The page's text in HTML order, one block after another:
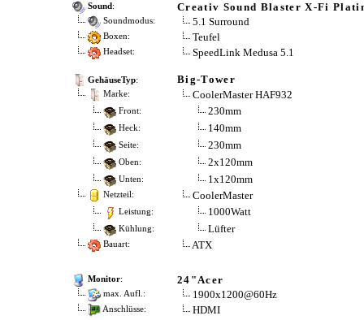
Sound: Creativ Sound Blaster X-Fi
Soundmodus: 5.1 Surround
Boxen: Teufel
Headset: SpeedLink Medusa 5.1
GehäuseTyp: Big-Tower
Marke: CoolerMaster HAF932
Front: 230mm
Heck: 140mm
Seite: 230mm
Oben: 2x120mm
Unten: 1x120mm
Netzteil: CoolerMaster
Leistung: 1000Watt
Kühlung: Lüfter
Bauart: ATX
Monitor: 24"Acer
max. Aufl.: 1900x1200@60Hz
Anschlüsse: HDMI